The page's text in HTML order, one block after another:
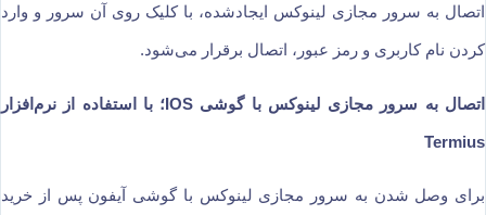
اتصال به سرور مجازی لینوکس ایجادشده، با کلیک روی آن سرور و وارد
کردن نام کاربری و رمز عبور، اتصال برقرار می‌شود.
اتصال به سرور مجازی لینوکس با گوشی IOS؛ با استفاده از نرم‌افزار
Termius
برای وصل شدن به سرور مجازی لینوکس با گوشی آیفون پس از خرید